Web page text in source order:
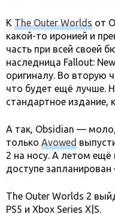
К The Outer Worlds от
какой-то иронией и
часть при всей своей
наследница Fallout:
оригиналу. Во вторую
что будет ещё лучше.
стандартное издание,
А так, Obsidian —
только Avowed
2 на носу. А летом
доступе
The Outer Worlds 2
PS5 и Xbox Series X|S.